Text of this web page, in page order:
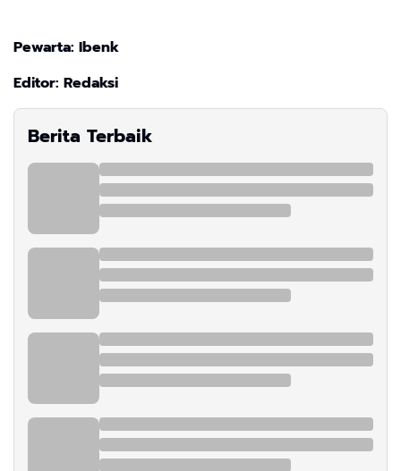
Pewarta: Ibenk
Editor: Redaksi
Berita Terbaik